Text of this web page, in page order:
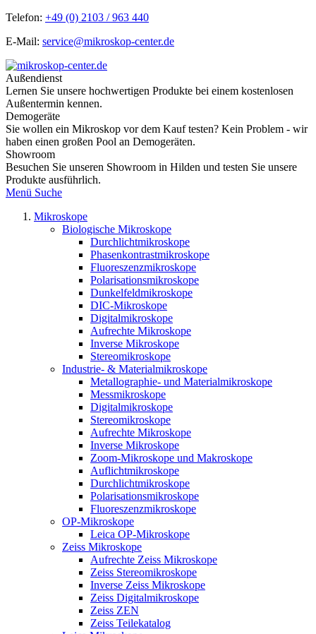
Telefon: +49 (0) 2103 / 963 440
E-Mail: service@mikroskop-center.de
Außendienst
Lernen Sie unsere hochwertigen Produkte bei einem kostenlosen
Außentermin kennen.
Demogeräte
Sie wollen ein Mikroskop vor dem Kauf testen? Kein Problem - wir
haben einen großen Pool an Demogeräten.
Showroom
Besuchen Sie unseren Showroom in Hilden und testen Sie unsere
Produkte ausführlich.
Menü Suche
Mikroskope
Biologische Mikroskope
Durchlichtmikroskope
Phasenkontrastmikroskope
Fluoreszenzmikroskope
Polarisationsmikroskope
Dunkelfeldmikroskope
DIC-Mikroskope
Digitalmikroskope
Aufrechte Mikroskope
Inverse Mikroskope
Stereomikroskope
Industrie- & Materialmikroskope
Metallographie- und Materialmikroskope
Messmikroskope
Digitalmikroskope
Stereomikroskope
Aufrechte Mikroskope
Inverse Mikroskope
Zoom-Mikroskope und Makroskope
Auflichtmikroskope
Durchlichtmikroskope
Polarisationsmikroskope
Fluoreszenzmikroskope
OP-Mikroskope
Leica OP-Mikroskope
Zeiss Mikroskope
Aufrechte Zeiss Mikroskope
Zeiss Stereomikroskope
Inverse Zeiss Mikroskope
Zeiss Digitalmikroskope
Zeiss ZEN
Zeiss Teilekatalog